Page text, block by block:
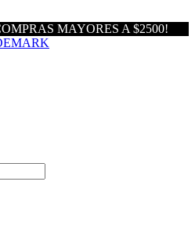
MAYORES A $2500!